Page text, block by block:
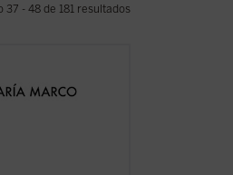
37 - 48 de 181 resultados
el profesor y escritor